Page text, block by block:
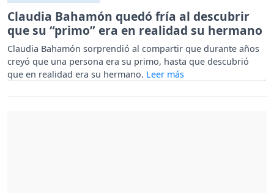
Claudia Bahamón quedó fría al descubrir
que su “primo” era en realidad su hermano
Claudia Bahamón sorprendió al compartir que durante años
creyó que una persona era su primo, hasta que descubrió
que en realidad era su hermano.